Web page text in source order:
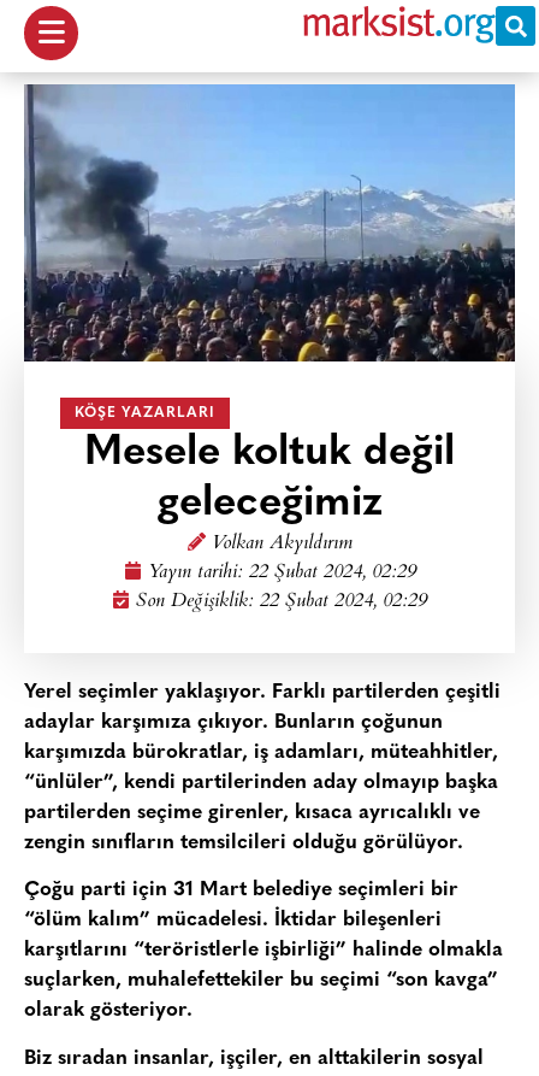
KÖŞE YAZARLARI
Mesele koltuk değil
geleceğimiz
Volkan Akyıldırım
Yayın tarihi: 22 Şubat 2024, 02:29
Son Değişiklik: 22 Şubat 2024, 02:29
Yerel seçimler yaklaşıyor. Farklı partilerden çeşitli
adaylar karşımıza çıkıyor. Bunların çoğunun
karşımızda bürokratlar, iş adamları, müteahhitler,
“ünlüler”, kendi partilerinden aday olmayıp başka
partilerden seçime girenler, kısaca ayrıcalıklı ve
zengin sınıfların temsilcileri olduğu görülüyor.
Çoğu parti için 31 Mart belediye seçimleri bir
“ölüm kalım” mücadelesi. İktidar bileşenleri
karşıtlarını “teröristlerle işbirliği” halinde olmakla
suçlarken, muhalefettekiler bu seçimi “son kavga”
olarak gösteriyor.
Biz sıradan insanlar, işçiler, en alttakilerin sosyal